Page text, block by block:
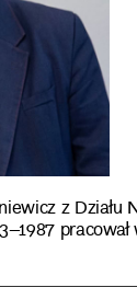
z Działu